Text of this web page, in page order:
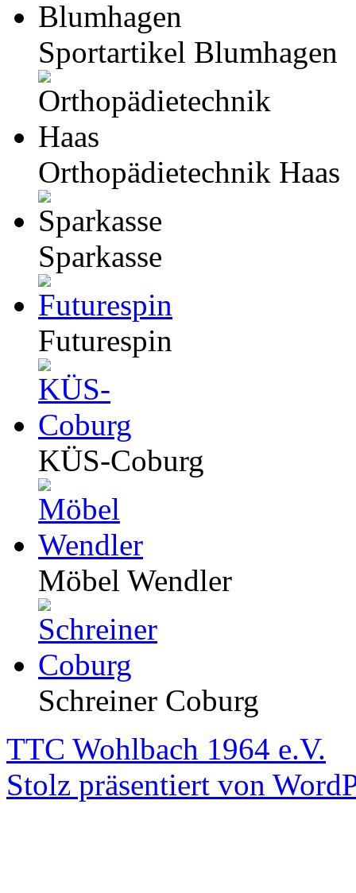
Sportartikel Blumhagen
Orthopädietechnik Haas
Sparkasse
Futurespin
KÜS-Coburg
Möbel Wendler
Schreiner Coburg
TTC Wohlbach 1964 e.V.
Stolz präsentiert von